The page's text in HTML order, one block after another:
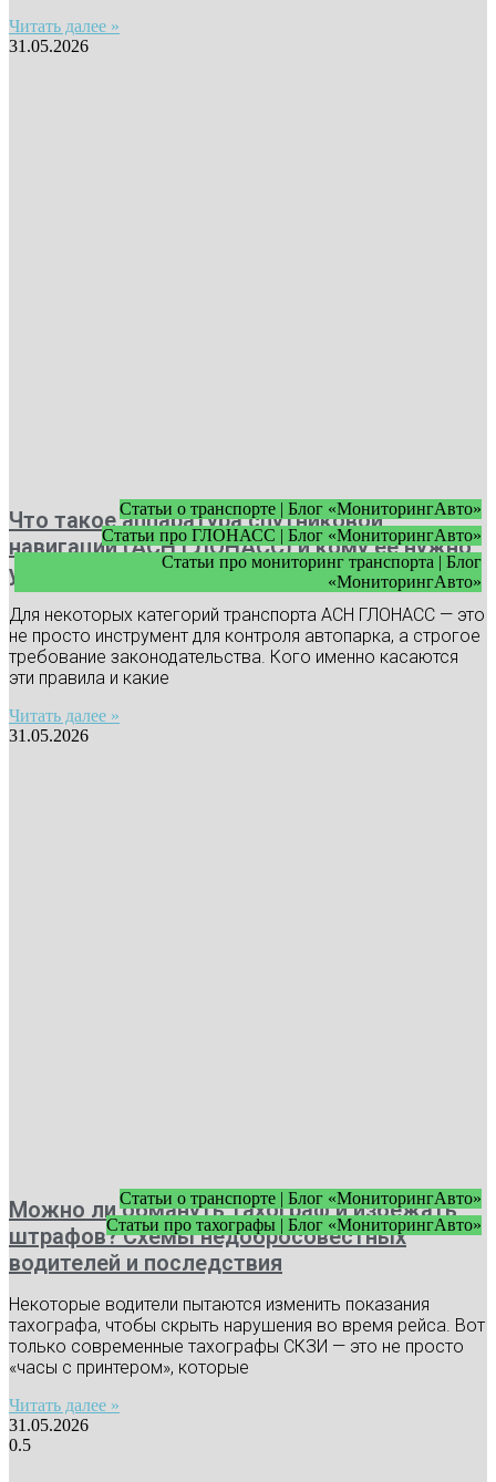
Читать далее »
31.05.2026
Статьи о транспорте | Блог «МониторингАвто»
Статьи про ГЛОНАСС | Блог «МониторингАвто»
Статьи про мониторинг транспорта | Блог
«МониторингАвто»
Что такое аппаратура спутниковой
навигации (АСН ГЛОНАСС) и кому ее нужно
устанавливать
Для некоторых категорий транспорта АСН ГЛОНАСС — это
не просто инструмент для контроля автопарка, а строгое
требование законодательства. Кого именно касаются
эти правила и какие
Читать далее »
31.05.2026
Статьи о транспорте | Блог «МониторингАвто»
Статьи про тахографы | Блог «МониторингАвто»
Можно ли обмануть тахограф и избежать
штрафов? Схемы недобросовестных
водителей и последствия
Некоторые водители пытаются изменить показания
тахографа, чтобы скрыть нарушения во время рейса. Вот
только современные тахографы СКЗИ — это не просто
«часы с принтером», которые
Читать далее »
31.05.2026